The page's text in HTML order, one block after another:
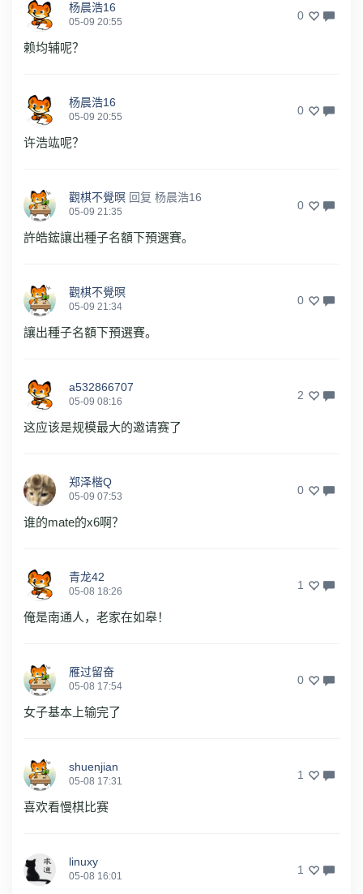
杨晨浩16
05-09 20:55 0
赖均辅呢？
杨晨浩16
05-09 20:55 0
许浩竑呢？
觀棋不覺暝 回复 杨晨浩16
05-09 21:35 0
許皓鋐讓出種子名額下預選賽。
觀棋不覺暝
05-09 21:34 0
讓出種子名額下預選賽。
a532866707
05-09 08:16 2
这应该是规模最大的邀请赛了
郑泽楷Q
05-09 07:53 0
谁的mate的x6啊？
青龙42
05-08 18:26 1
俺是南通人，老家在如皋！
雁过留奋
05-08 17:54 0
女子基本上输完了
shuenjian
05-08 17:31 1
喜欢看慢棋比赛
linuxy
05-08 16:01 1